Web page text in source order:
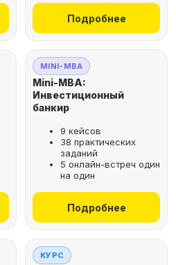
Подробнее
MINI-MBA
Mini-MBA:
Инвестиционный
банкир
9 кейсов
38 практических
заданий
5 онлайн-встреч один
на один
Подробнее
КУРС